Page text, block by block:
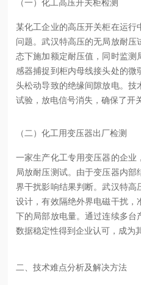
（一）化工高压开关柜检测
某化工企业的高压开关柜在运
问题。武汉特高压的无局放耐
态下施加额定耐压值，同时监
感器捕捉到柜内母线接头处的
头松动导致的绝缘间隙放电。技
试验，放电信号消失，确保了开
（二）化工用变压器出厂检测
一家生产化工专用变压器的企
局放耐压测试。由于变压器内
界干扰影响结果判断。武汉特
设计，有效隔绝外界电磁干扰，
下的局部放电量。通过连续多
数据稳定性得到企业认可，成为
二、技术难点分析及解决方法